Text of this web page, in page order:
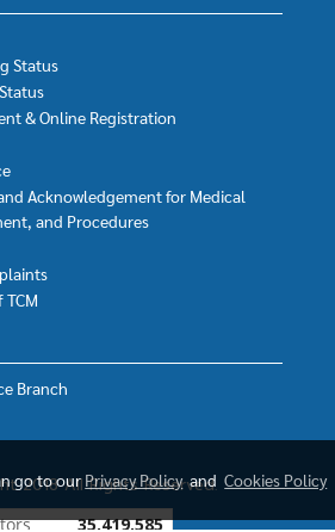
Status
& Online Registration
Acknowledgement for Medical
and Procedures
Branch
2018 All Rights Reserved.
visitor
1,761
go to ourPrivacy PolicyandCookies Policy